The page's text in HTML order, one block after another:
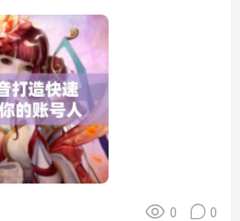
台上获得更好的曝光和互动。...
0 0